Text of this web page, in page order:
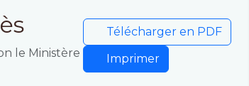
le Ministère
Télécharger en PDF
Imprimer